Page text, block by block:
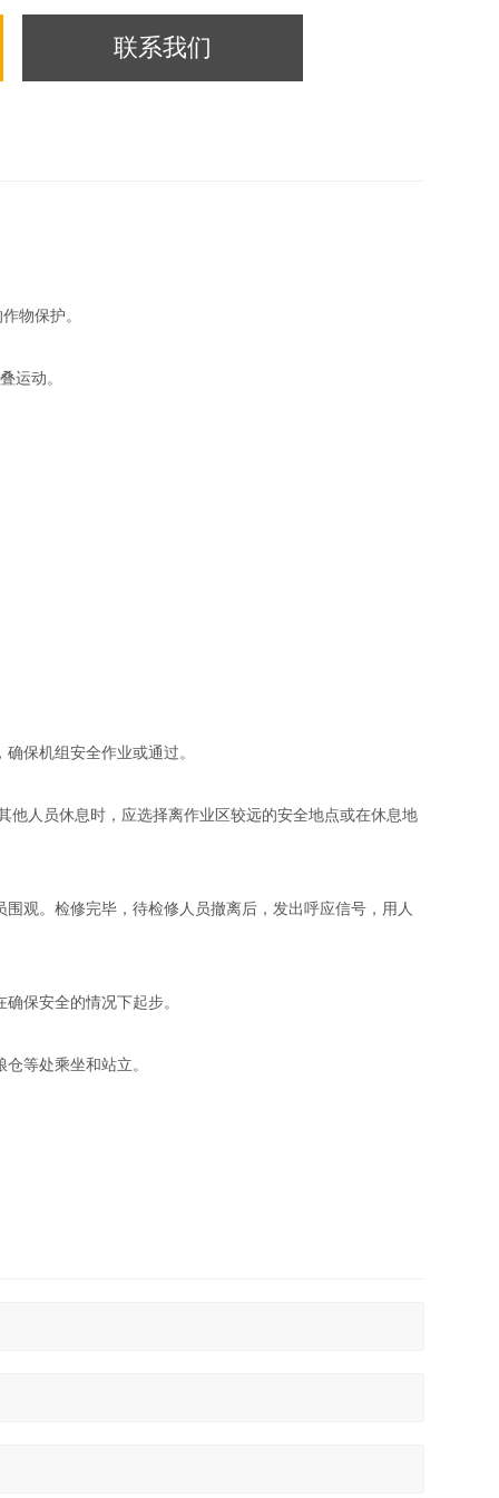
联系我们
物保护。
运动。
保机组安全作业或通过。
人员休息时，应选择离作业区较远的安全地点或在休息地
观。检修完毕，待检修人员撤离后，发出呼应信号，用人
保安全的情况下起步。
等处乘坐和站立。